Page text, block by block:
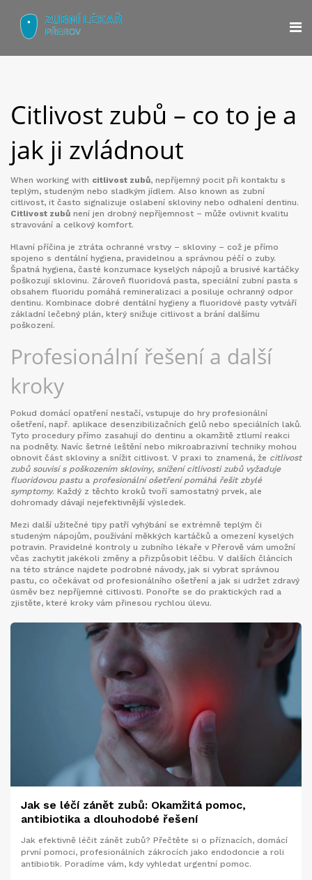
Citlivost zubů – co to je a
jak ji zvládnout
When working with citlivost zubů, nepříjemný pocit při kontaktu s
teplým, studeným nebo sladkým jídlem. Also known as zubní
citlivost, it často signalizuje oslabení skloviny nebo odhalení dentinu.
Citlivost zubů není jen drobný nepříjemnost – může ovlivnit kvalitu
stravování a celkový komfort.
Hlavní příčina je ztráta ochranné vrstvy – skloviny – což je přímo
spojeno s dentální hygiena, pravidelnou a správnou péčí o zuby.
Špatná hygiena, časté konzumace kyselých nápojů a brusivé kartáčky
poškozují sklovinu. Zároveň fluoridová pasta, speciální zubní pasta s
obsahem fluoridu pomáhá remineralizaci a posiluje ochranný odpor
dentinu. Kombinace dobré dentální hygieny a fluoridové pasty vytváří
základní lečebný plán, který snižuje citlivost a brání dalšímu
poškození.
Profesionální řešení a další
kroky
Pokud domácí opatření nestačí, vstupuje do hry profesionální
ošetření, např. aplikace desenzibilizačních gelů nebo speciálních laků.
Tyto procedury přímo zasahují do dentinu a okamžitě ztlumí reakci
na podněty. Navíc šetrné leštění nebo mikroabrazivní techniky mohou
obnovit část skloviny a snížit citlivost. V praxi to znamená, že citlivost
zubů souvisí s poškozením skloviny, snížení citlivosti zubů vyžaduje
fluoridovou pastua profesionální ošetření pomáhá řešit zbylé
symptomy. Každý z těchto kroků tvoří samostatný prvek, ale
dohromady dávají nejefektivnější výsledek.
Mezi další užitečné tipy patří vyhýbání se extrémně teplým či
studeným nápojům, používání měkkých kartáčků a omezení kyselých
potravin. Pravidelné kontroly u zubního lékaře v Přerově vám umožní
včas zachytit jakékoli změny a přizpůsobit léčbu. V dalších článcích
na této stránce najdete podrobné návody, jak si vybrat správnou
pastu, co očekávat od profesionálního ošetření a jak si udržet zdravý
úsměv bez nepříjemné citlivosti. Ponořte se do praktických rad a
zjistěte, které kroky vám přinesou rychlou úlevu.
Jak se léčí zánět zubů: Okamžitá pomoc,
antibiotika a dlouhodobé řešení
Jak efektivně léčit zánět zubů? Přečtěte si o příznacích, domácí
první pomoci, profesionálních zákrocích jako endodoncie a roli
antibiotik. Poradíme vám, kdy vyhledat urgentní pomoc.